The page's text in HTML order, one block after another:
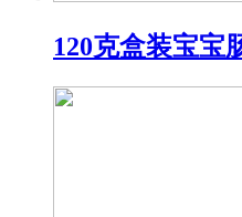
120克盒装宝宝